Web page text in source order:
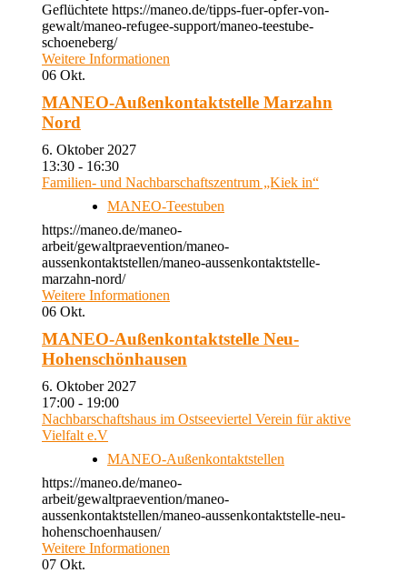
Geflüchtete https://maneo.de/tipps-fuer-opfer-von-
gewalt/maneo-refugee-support/maneo-teestube-
schoeneberg/
Weitere Informationen
06 Okt.
MANEO-Außenkontaktstelle Marzahn
Nord
6. Oktober 2027
13:30 - 16:30
Familien- und Nachbarschaftszentrum „Kiek in“
MANEO-Teestuben
https://maneo.de/maneo-
arbeit/gewaltpraevention/maneo-
aussenkontaktstellen/maneo-aussenkontaktstelle-
marzahn-nord/
Weitere Informationen
06 Okt.
MANEO-Außenkontaktstelle Neu-
Hohenschönhausen
6. Oktober 2027
17:00 - 19:00
Nachbarschaftshaus im Ostseeviertel Verein für aktive
Vielfalt e.V
MANEO-Außenkontaktstellen
https://maneo.de/maneo-
arbeit/gewaltpraevention/maneo-
aussenkontaktstellen/maneo-aussenkontaktstelle-neu-
hohenschoenhausen/
Weitere Informationen
07 Okt.